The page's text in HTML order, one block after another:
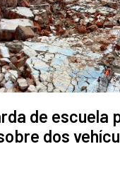
de escuela
dos